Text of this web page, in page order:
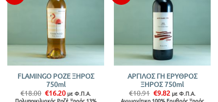
FLAMINGO ΡΟΖΕ ΞΗΡΟΣ
750ml
€18.00 Original
price
€16.20Η
τρέχουσα
με Φ.Π.Α.
ΑΡΓΙΛΟΣ ΓΗ ΕΡΥΘΡΟΣ
ΞΗΡΟΣ 750ml
€10.91 Original
price
€9.82 Η
τρέχουσα
με Φ.Π.Α.